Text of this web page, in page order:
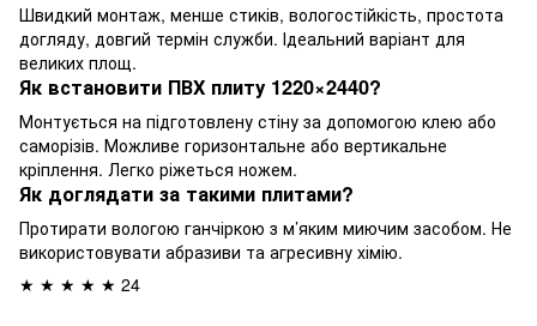
Швидкий монтаж, менше стиків, вологостійкість, простота
догляду, довгий термін служби. Ідеальний варіант для
великих площ.
Як встановити ПВХ плиту 1220×2440?
Монтується на підготовлену стіну за допомогою клею або
саморізів. Можливе горизонтальне або вертикальне
кріплення. Легко ріжеться ножем.
Як доглядати за такими плитами?
Протирати вологою ганчіркою з м’яким миючим засобом. Не
використовувати абразиви та агресивну хімію.
★ ★ ★ ★ ★ 24